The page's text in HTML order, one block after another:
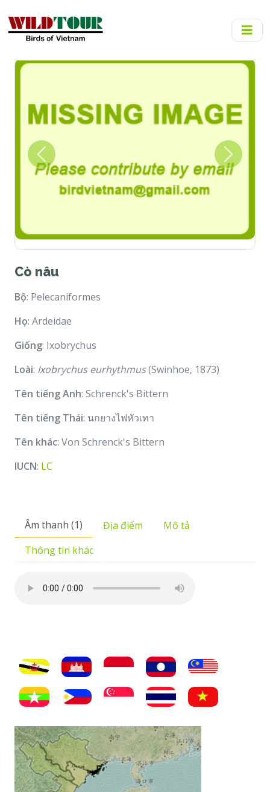
Previous Next
Cò nâu
Bộ: Pelecaniformes
Họ: Ardeidae
Giống: Ixobrychus
Loài: Ixobrychus eurhythmus(Swinhoe, 1873)
Tên tiếng Anh: Schrenck's Bittern
Tên tiếng Thái: นกยางไฟหัวเทา
Tên khác: Von Schrenck's Bittern
IUCN: LC
Âm thanh (1) Địa điểm
Mô tả
Thông tin khác